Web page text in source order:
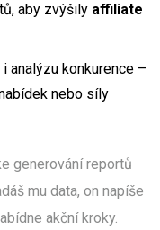
aby zvýšily affiliate
analýzu konkurence –
nebo síly
generování reportů
mu data, on napíše
akční kroky.